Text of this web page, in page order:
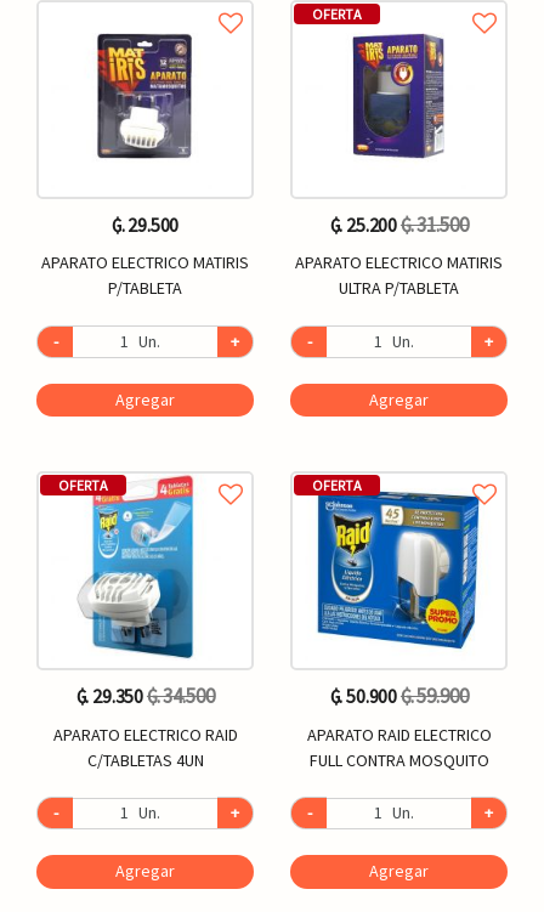
₲. 29.500
APARATO ELECTRICO MATIRIS
P/TABLETA
- Un. +
Agregar
OFERTA
₲. 25.200₲. 31.500
APARATO ELECTRICO MATIRIS
ULTRA P/TABLETA
- Un. +
Agregar
OFERTA
₲. 29.350₲. 34.500
APARATO ELECTRICO RAID
C/TABLETAS 4UN
- Un. +
Agregar
OFERTA
₲. 50.900₲. 59.900
APARATO RAID ELECTRICO
FULL CONTRA MOSQUITO
- Un. +
Agregar